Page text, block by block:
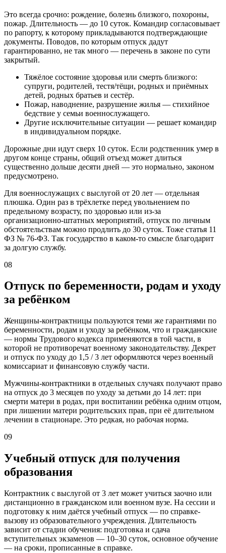
Это всегда срочно: рождение, болезнь близкого, похороны,
пожар. Длительность — до 10 суток. Командир согласовывает
по рапорту, к которому прикладываются подтверждающие
документы. Поводов, по которым отпуск дадут
гарантированно, не так много — перечень в законе по сути
закрытый.
Тяжёлое состояние здоровья или смерть близкого:
супруги, родителей, тестя/тёщи, родных и приёмных
детей, родных братьев и сестёр.
Пожар, наводнение, разрушение жилья — стихийное
бедствие у семьи военнослужащего.
Другие исключительные ситуации — решает командир
в индивидуальном порядке.
Дорожные дни идут сверх 10 суток. Если родственник умер в
другом конце страны, общий отъезд может длиться
существенно дольше десяти дней — это нормально, законом
предусмотрено.
Для военнослужащих с выслугой от 20 лет — отдельная
плюшка. Один раз в трёхлетке перед увольнением по
предельному возрасту, по здоровью или из-за
организационно-штатных мероприятий, отпуск по личным
обстоятельствам можно продлить до 30 суток. Тоже статья 11
ФЗ № 76-ФЗ. Так государство в каком-то смысле благодарит
за долгую службу.
08
Отпуск по беременности, родам и уходу
за ребёнком
Женщины-контрактницы пользуются теми же гарантиями по
беременности, родам и уходу за ребёнком, что и гражданские
— нормы Трудового кодекса применяются в той части, в
которой не противоречат военному законодательству. Декрет
и отпуск по уходу до 1,5 / 3 лет оформляются через военный
комиссариат и финансовую службу части.
Мужчины-контрактники в отдельных случаях получают право
на отпуск до 3 месяцев по уходу за детьми до 14 лет: при
смерти матери в родах, при воспитании ребёнка одним отцом,
при лишении матери родительских прав, при её длительном
лечении в стационаре. Это редкая, но рабочая норма.
09
Учебный отпуск для получения
образования
Контрактник с выслугой от 3 лет может учиться заочно или
дистанционно в гражданском или военном вузе. На сессии и
подготовку к ним даётся учебный отпуск — по справке-
вызову из образовательного учреждения. Длительность
зависит от стадии обучения: подготовка и сдача
вступительных экзаменов — 10–30 суток, основное обучение
— на сроки, прописанные в справке.